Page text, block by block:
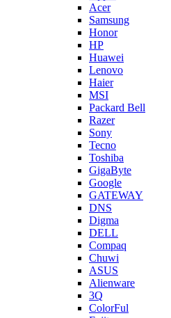
Acer
Samsung
Honor
HP
Huawei
Lenovo
Haier
MSI
Packard Bell
Razer
Sony
Tecno
Toshiba
GigaByte
Google
GATEWAY
DNS
Digma
DELL
Compaq
Chuwi
ASUS
Alienware
3Q
ColorFul